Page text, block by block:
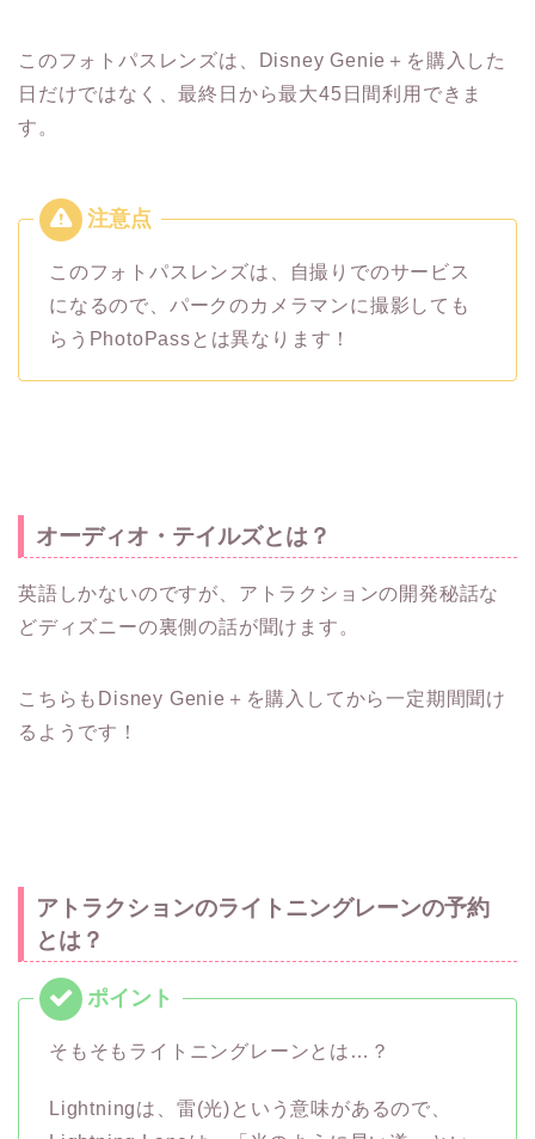
このフォトパスレンズは、Disney Genie＋を購入した
日だけではなく、最終日から最大45日間利用できま
す。
このフォトパスレンズは、自撮りでのサービス
になるので、パークのカメラマンに撮影しても
らうPhotoPassとは異なります！
オーディオ・テイルズとは？
英語しかないのですが、アトラクションの開発秘話な
どディズニーの裏側の話が聞けます。
こちらもDisney Genie＋を購入してから一定期間聞け
るようです！
アトラクションのライトニングレーンの予約
とは？
そもそもライトニングレーンとは…？
Lightningは、雷(光)という意味があるので、